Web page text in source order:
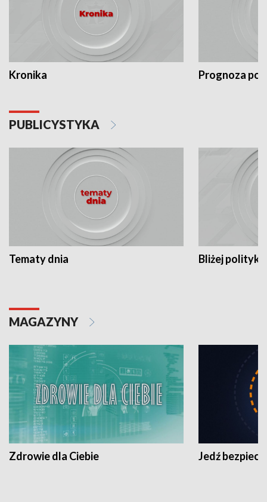
Kronika Prognoza
PUBLICYSTYKA
Tematy dnia Bliżej polityki
MAGAZYNY
Zdrowie dla Ciebie Jedź